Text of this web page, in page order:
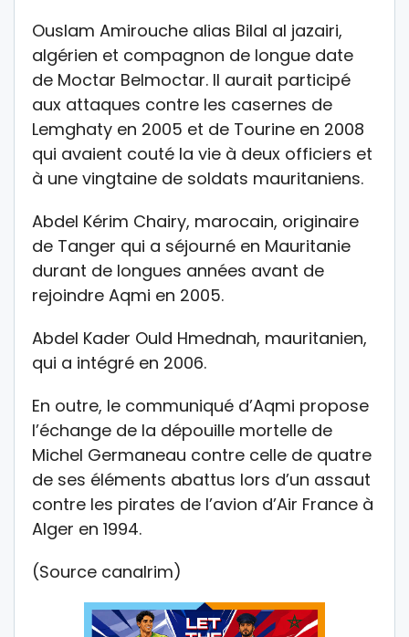
Ouslam Amirouche alias Bilal al jazairi,
algérien et compagnon de longue date
de Moctar Belmoctar. Il aurait participé
aux attaques contre les casernes de
Lemghaty en 2005 et de Tourine en 2008
qui avaient couté la vie à deux officiers et
à une vingtaine de soldats mauritaniens.
Abdel Kérim Chairy, marocain, originaire
de Tanger qui a séjourné en Mauritanie
durant de longues années avant de
rejoindre Aqmi en 2005.
Abdel Kader Ould Hmednah, mauritanien,
qui a intégré en 2006.
En outre, le communiqué d’Aqmi propose
l’échange de la dépouille mortelle de
Michel Germaneau contre celle de quatre
de ses éléments abattus lors d’un assaut
contre les pirates de l’avion d’Air France à
Alger en 1994.
(Source canalrim)